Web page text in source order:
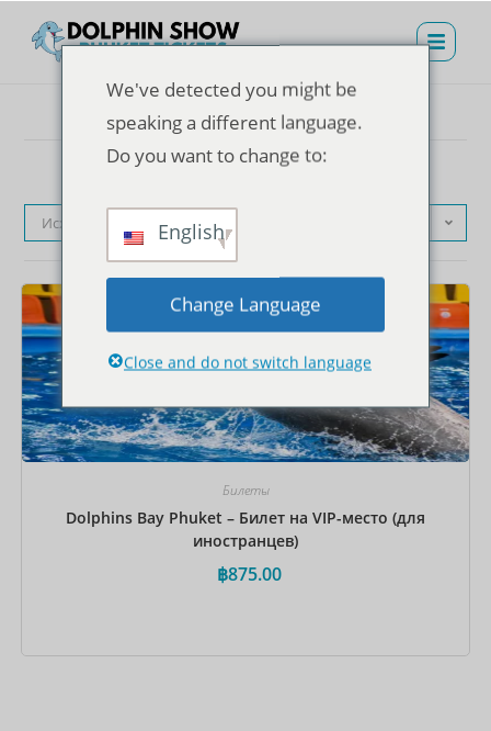
Исходная сортировка
Билеты
Dolphins Bay Phuket – Билет на VIP-место (для
иностранцев)
฿875.00
We've detected you might be
speaking a different language.
Do you want to change to:
English
Change Language
Close and do not switch language